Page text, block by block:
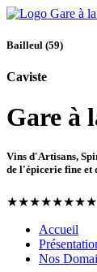
Bailleul (59)
Caviste
Gare à
Vins d'Artisans,
de l'épicerie fine et
★★★★★★★★
Accueil
Nos